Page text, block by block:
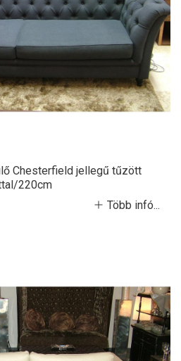
Chesterfield jellegű tűzött
220cm
Több infó...